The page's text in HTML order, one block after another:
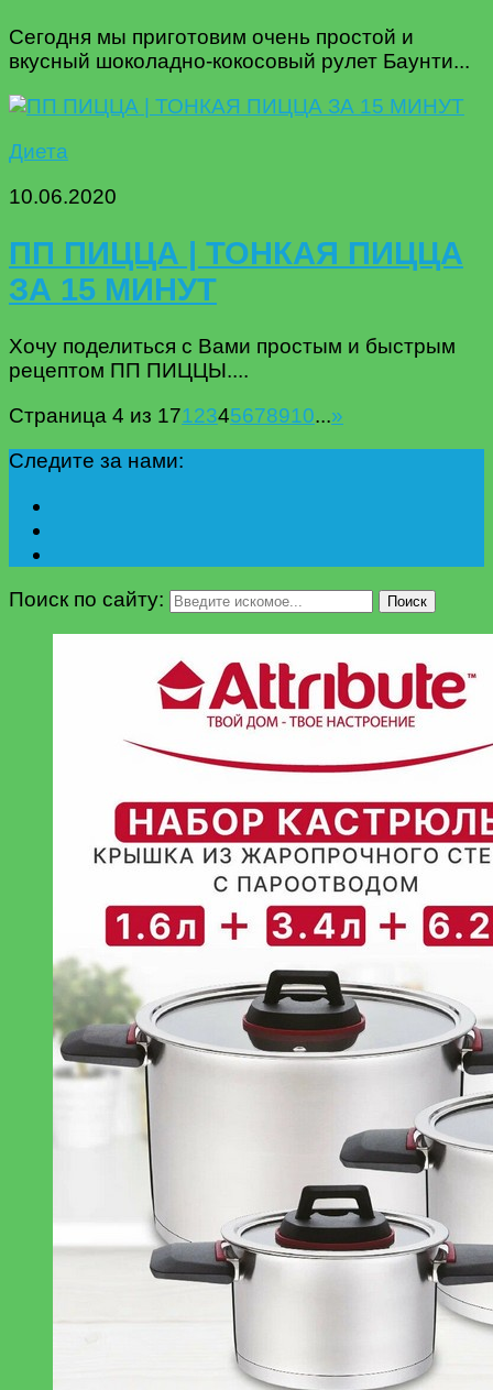
Сегодня мы приготовим очень простой и
вкусный шоколадно-кокосовый рулет Баунти...
Диета
10.06.2020
ПП ПИЦЦА | ТОНКАЯ ПИЦЦА
ЗА 15 МИНУТ
Хочу поделиться с Вами простым и быстрым
рецептом ПП ПИЦЦЫ....
Страница 4 из 1712345678910...»
Следите за нами:
Поиск по сайту: Поиск